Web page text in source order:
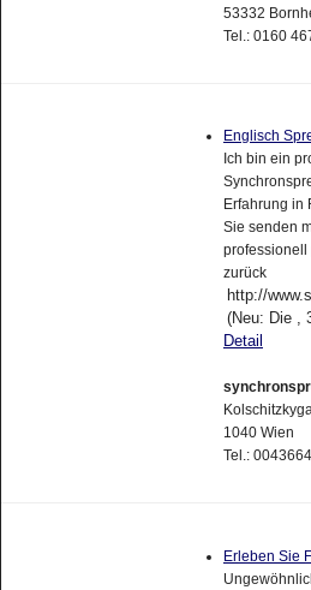
53332
Tel.: 0160
Englisch
Ich bin ein
Erfahrung in
Sie senden
professionell
zurück
http://
(Neu: Die ,
Detail
1040 Wien
Tel.:
Erleben Sie